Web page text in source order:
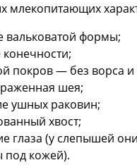
млекопитающих
вальковатой формы;
конечности;
покров — без ворса и
шея;
ушных раковин;
хвост;
глаза (у слепышей
под кожей).